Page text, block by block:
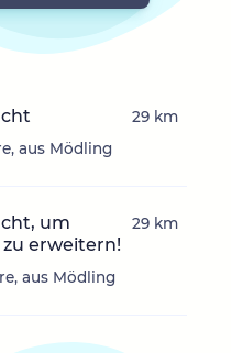
aus Mödling
29 km
um
erweitern!
aus Mödling
29 km